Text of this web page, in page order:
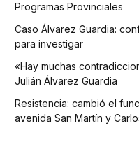
Programas Provinciales
Caso Álvarez Guardia:
para investigar
«Hay muchas
Julián Álvarez Guardia
Resistencia: cambió el
avenida San Martín y